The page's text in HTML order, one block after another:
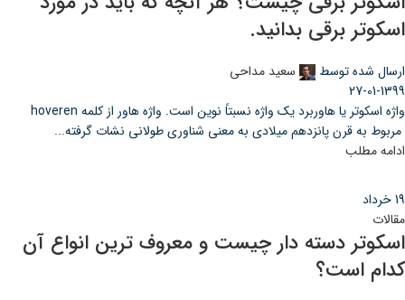
اسکوتر برقی بدانید.
ارسال شده توسط
سعید مداحی
27-01-1399
واژه اسکوتر یا هاوربرد یک واژه نسبتاً نوین است. واژه هاور از کلمه hoveren
مربوط به قرن پانزدهم میلادی به معنی شناوری طولانی نشات گرفته...
ادامه مطلب
19خرداد
مقالات
اسکوتر دسته دار چیست و معروف ترین انواع آن
کدام است؟